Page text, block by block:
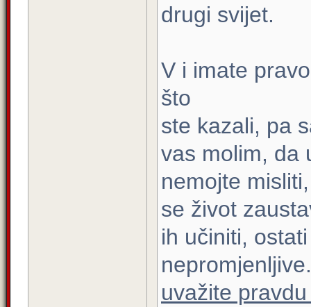
drugi svijet.
V i imate
što
ste kazali, pa
vas molim, da
nemojte
se život
ih učiniti, ostati
uvažite